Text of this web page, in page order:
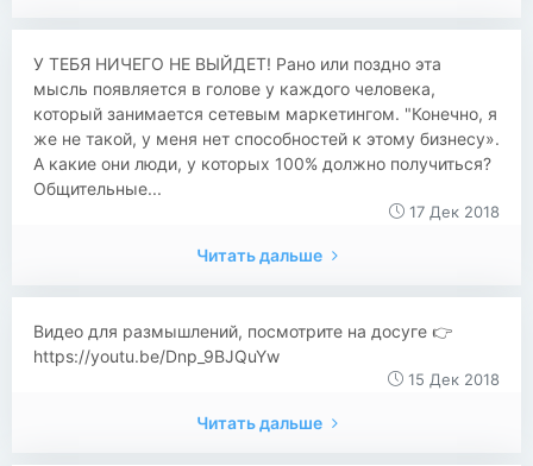
У ТЕБЯ НИЧЕГО НЕ ВЫЙДЕТ! Рано или поздно эта
мысль появляется в голове у каждого человека,
который занимается сетевым маркетингом. "Конечно, я
же не такой, у меня нет способностей к этому бизнесу».
А какие они люди, у которых 100% должно получиться?
Общительные...
17 Дек 2018
Читать дальше
Видео для размышлений, посмотрите на досуге 👉
https://youtu.be/Dnp_9BJQuYw
15 Дек 2018
Читать дальше